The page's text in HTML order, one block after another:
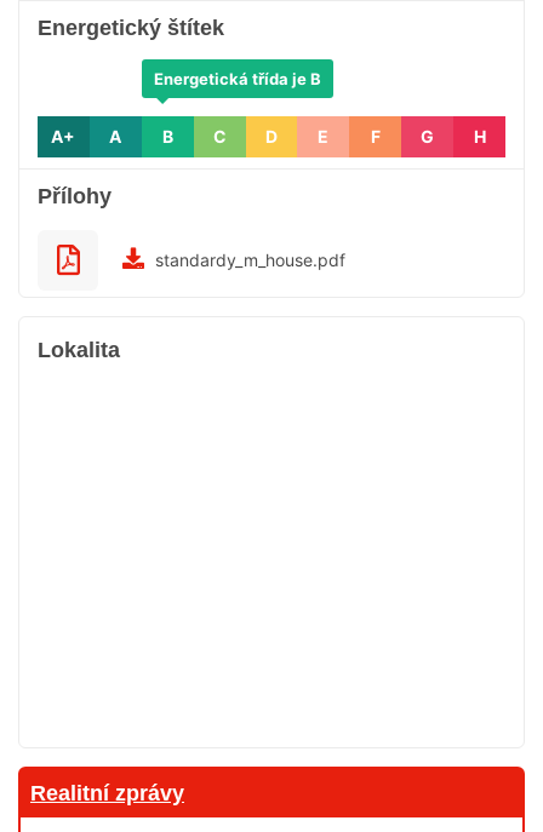
Energetický štítek
A+ A B
Energetická třída je B
C D E F G H
Přílohy
standardy_m_house.pdf
Lokalita
Realitní zprávy